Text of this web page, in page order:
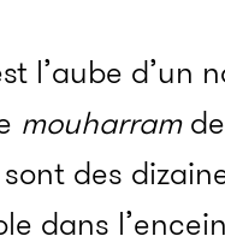
l’aube d’un
mouharramde
des
dans